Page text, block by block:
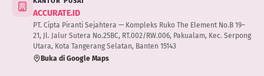
ACCURATE.ID
PT. Cipta Piranti Sejahtera — Kompleks Ruko The Element No.B 19–
21, Jl. Jalur Sutera No.25BC, RT.002/RW.006, Pakualam, Kec. Serpong
Utara, Kota Tangerang Selatan, Banten 15143
Buka di Google Maps